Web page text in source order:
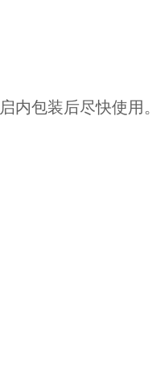
内包装后尽快使用。